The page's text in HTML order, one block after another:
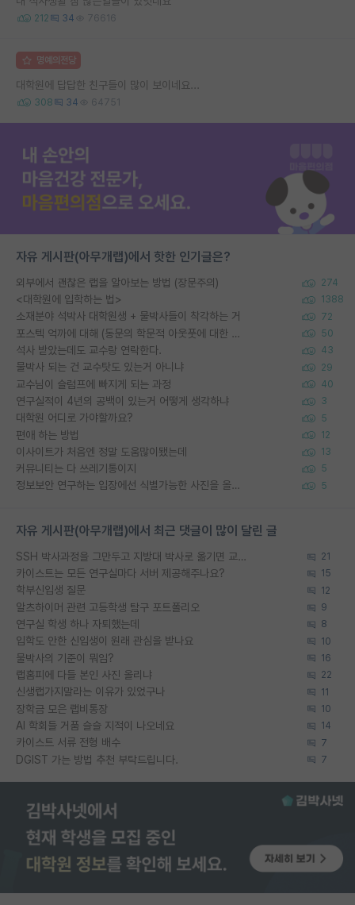
212 34 76616
명예의전당
대학원에 답답한 친구들이 많이 보이네요...
308 34 64751
자유 게시판(아무개랩)에서 핫한 인기글은?
외부에서 괜찮은 랩을 알아보는 방법 (장문주의) 274
<대학원에 입학하는 법> 1388
소재분야 석박사 대학원생 + 물박사들이 착각하는 거 72
포스텍 억까에 대해 (동문의 학문적 아웃풋에 대한 반박) 50
석사 받았는데도 교수랑 연락한다. 43
물박사 되는 건 교수탓도 있는거 아니냐 29
교수님이 슬럼프에 빠지게 되는 과정 40
연구실적이 4년의 공백이 있는거 어떻게 생각하냐 3
대학원 어디로 가야할까요? 5
편애 하는 방법 12
이사이트가 처음엔 정말 도움많이됐는데 13
커뮤니티는 다 쓰레기통이지 5
정보보안 연구하는 입장에선 식별가능한 사진을 올리는건 비추이긴함 5
자유 게시판(아무개랩)에서 최근 댓글이 많이 달린 글
SSH 박사과정을 그만두고 지방대 박사로 옮기면 교수의 꿈은 끝일까요? 21
카이스트는 모든 연구실마다 서버 제공해주나요? 15
학부신입생 질문 12
알츠하이머 관련 고등학생 탐구 포트폴리오 9
연구실 학생 하나 자퇴했는데 8
입학도 안한 신입생이 원래 관심을 받나요 10
물박사의 기준이 뭐임? 16
랩홈피에 다들 본인 사진 올리냐 22
신생랩가지말라는 이유가 있었구나 11
장학금 모은 랩비통장 10
AI 학회들 거품 슬슬 지적이 나오네요 14
카이스트 서류 전형 배수 7
DGIST 가는 방법 추천 부탁드립니다. 7